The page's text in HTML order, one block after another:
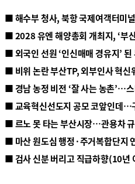
■ 해수부 청사, 북항 국제여객터미
■ 2028 유엔 해양총회 개최지, ‘부
■ 외국인 선원 ‘인신매매 경유지’
■ 비위 논란 부산TP, 외부인사 혁신
■ 르노 못 타는 부산시장…관용차
■ 마산 원도심 행정·주거복합단지